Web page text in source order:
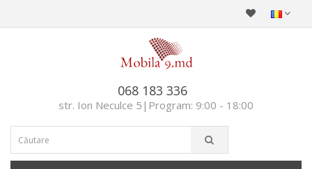
068 183 336
str. Ion Neculce 5|Program: 9:00 - 18:00